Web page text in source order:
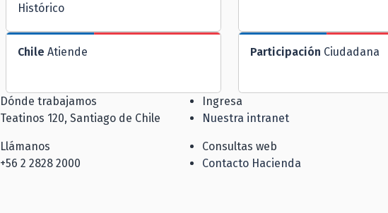
Histórico
Chile Atiende Participación Ciudadana
Dónde trabajamos
Teatinos 120, Santiago de Chile
Llámanos
+56 2 2828 2000
Ingresa
Nuestra intranet
Consultas web
Contacto Hacienda